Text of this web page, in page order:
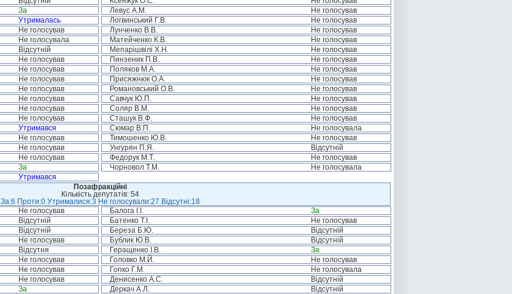
За Левус А.М.
Не голосував
Утрималась Логвинський Г.В.
Не голосував
Не голосував Лунченко В.В.
Не голосував
Не голосувала Матейченко К.В.
Не голосував
Відсутній Мепарішвілі Х.Н.
Не голосував
Не голосував Пинзеник П.В.
Не голосував
Не голосував Поляков М.А.
Не голосував
Не голосував Присяжнюк О.А.
Не голосував
Не голосував Романовський О.В.
Не голосував
Не голосував Савчук Ю.П.
Не голосував
Не голосував Соляр В.М.
Не голосував
Не голосував Сташук В.Ф.
Не голосував
Утримався Сюмар В.П.
Не голосувала
Не голосував Тимошенко Ю.В.
Не голосував
Не голосував Унгурян П.Я.
Відсутній
Не голосував Федорук М.Т.
Не голосував
За Чорновол Т.М.
Не голосувала
Утримався
Позафракційні
Кількість депутатів: 54
За:6 Проти:0 Утрималися:3 Не голосували:27 Відсутні:18
Не голосував Балога І.І.
За
Відсутній Батенко Т.І.
Не голосував
Відсутній Береза Б.Ю.
Відсутній
Не голосував Бублик Ю.В.
Відсутній
Відсутня Геращенко І.В.
За
Не голосував Головко М.Й.
Не голосував
Не голосував Гопко Г.М.
Не голосувала
Не голосував Денисенко А.С.
Відсутній
За Деркач А.Л.
Відсутній